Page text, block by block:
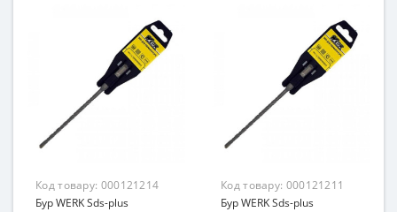
Код товару: 000121214
Бур WERK Sds-plus
Код товару: 000121211
Бур WERK Sds-plus